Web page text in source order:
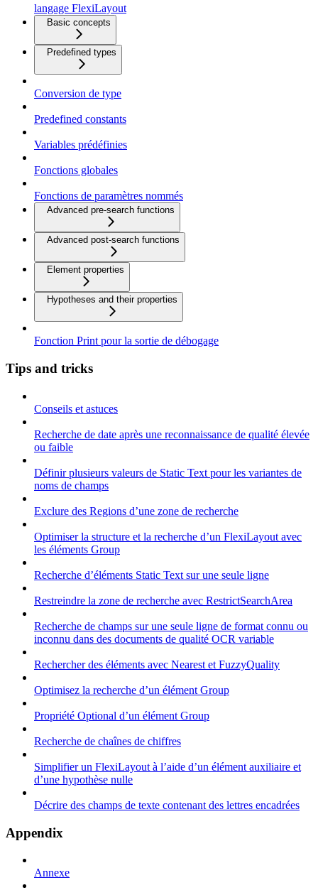
langage FlexiLayout
Basic concepts
Predefined types
Conversion de type
Predefined constants
Variables prédéfinies
Fonctions globales
Fonctions de paramètres nommés
Advanced pre-search functions
Advanced post-search functions
Element properties
Hypotheses and their properties
Fonction Print pour la sortie de débogage
Tips and tricks
Conseils et astuces
Recherche de date après une reconnaissance de qualité élevée
ou faible
Définir plusieurs valeurs de Static Text pour les variantes de
noms de champs
Exclure des Regions d’une zone de recherche
Optimiser la structure et la recherche d’un FlexiLayout avec
les éléments Group
Recherche d’éléments Static Text sur une seule ligne
Restreindre la zone de recherche avec RestrictSearchArea
Recherche de champs sur une seule ligne de format connu ou
inconnu dans des documents de qualité OCR variable
Rechercher des éléments avec Nearest et FuzzyQuality
Optimisez la recherche d’un élément Group
Propriété Optional d’un élément Group
Recherche de chaînes de chiffres
Simplifier un FlexiLayout à l’aide d’un élément auxiliaire et
d’une hypothèse nulle
Décrire des champs de texte contenant des lettres encadrées
Appendix
Annexe